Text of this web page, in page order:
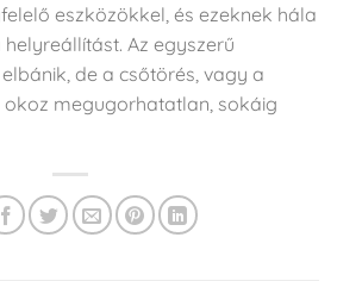
eszközökkel, és ezeknek hála
Az egyszerű
de a csőtörés, vagy a
megugorhatatlan, sokáig